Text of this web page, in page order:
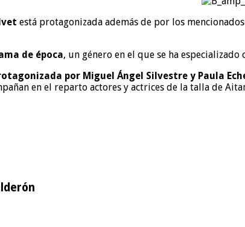
está protagonizada además de por los mencionados
de época, un género en el que se ha
por Miguel Ángel Silvestre y Paula
en el reparto actores y actrices de la talla de